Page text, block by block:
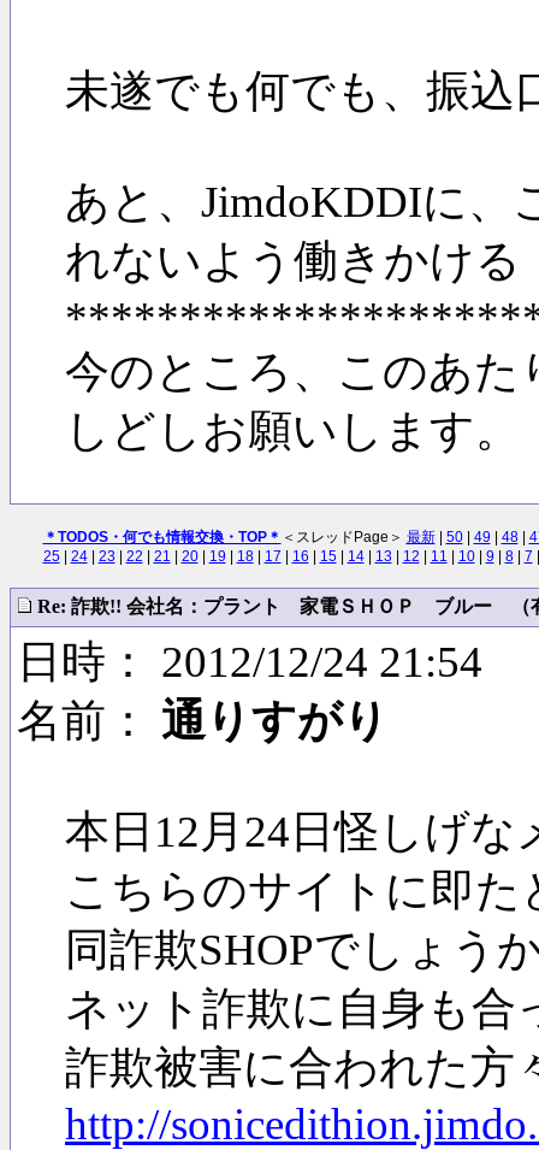
未遂でも何でも、振込
あと、JimdoKDDIに
れないよう働きかける
今のところ、このあ
しどしお願いします。
＊TODOS・何でも情報交換・TOP＊ ＜スレッドPage＞ 最新| 50| 49 48|
25| 24| 23 22 21 20| 19 18| 17 16 15| 14| 13 12 11 10| 9 8| 7
Re: 詐欺!! 会社名：プラント 家電ＳＨＯＰ ブルー （
日時： 2012/12/24 21:54
名前： 通りすがり
本日12月24日怪しげ
こちらのサイトに即
同詐欺SHOPでしょう
ネット詐欺に自身も
詐欺被害に合われた方
http://